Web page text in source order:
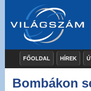
FŐOLDAL HÍREK
Bombákon